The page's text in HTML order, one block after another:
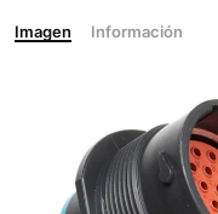
Imagen Información